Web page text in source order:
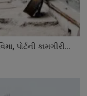
પોર્ટની કામગીરી...